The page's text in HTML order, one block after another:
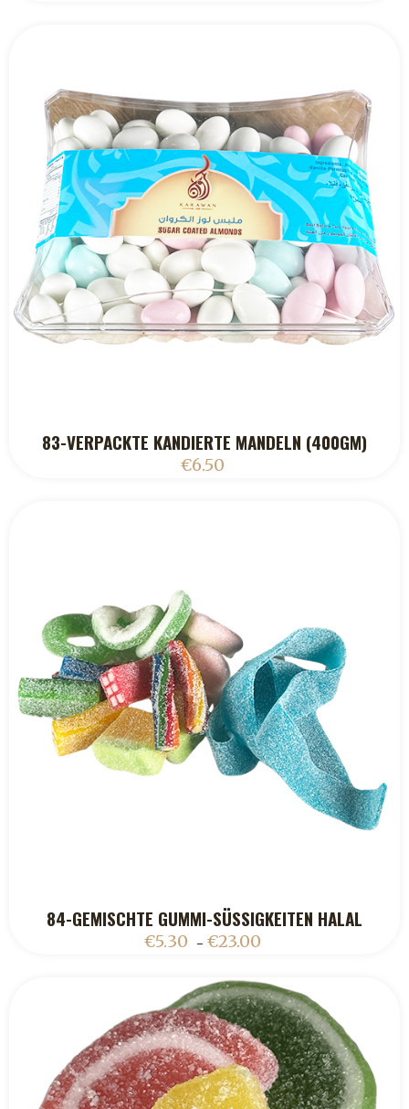
ADD TO CART
83-VERPACKTE KANDIERTE MANDELN (400GM)
€6.50
ADD TO CART
84-GEMISCHTE GUMMI-SÜSSIGKEITEN HALAL
€5.30 – €23.00